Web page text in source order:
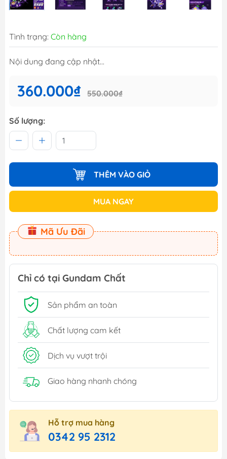
Tình trạng: Còn hàng
Nội dung đang cập nhật...
360.000₫ 550.000₫
Số lượng:
THÊM VÀO GIỎ
MUA NGAY
Mã Ưu Đãi
Chỉ có tại Gundam Chất
Sản phẩm an toàn
Chất lượng cam kết
Dịch vụ vượt trội
Giao hàng nhanh chóng
Hỗ trợ mua hàng
0342 95 2312